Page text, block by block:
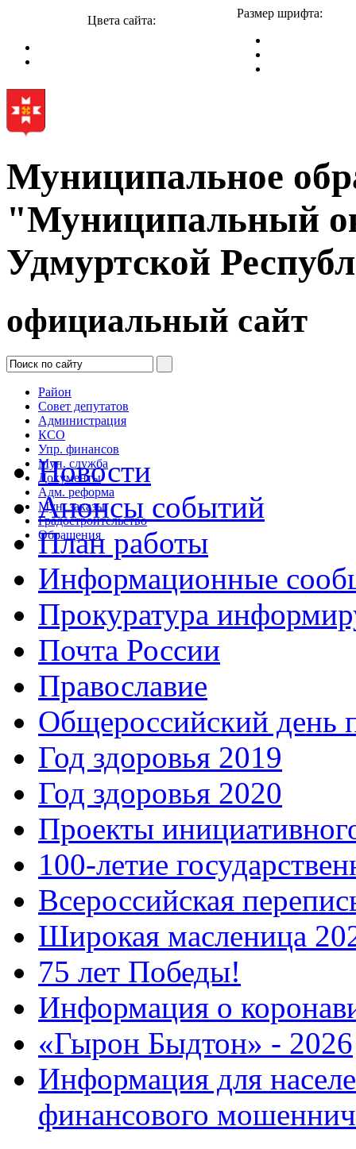
Цвета сайта:
Размер шрифта:
Муниципальное
"Муниципальный
Удмуртской
официальный сайт
Район
Совет депутатов
Администрация
КСО
Упр. финансов
Мун. служба
Документы
Адм. реформа
Мун. заказы
Градостроительство
Обращения
Новости
Анонсы событий
План работы
Информационные
Прокуратура
Почта России
Православие
Общероссийский день
Год здоровья 2019
Год здоровья 2020
Проекты
100-летие
Всероссийская
Широкая масленица
75 лет Победы!
Информация о
«Гырон Быдтон» - 2026
Информация для
финансового